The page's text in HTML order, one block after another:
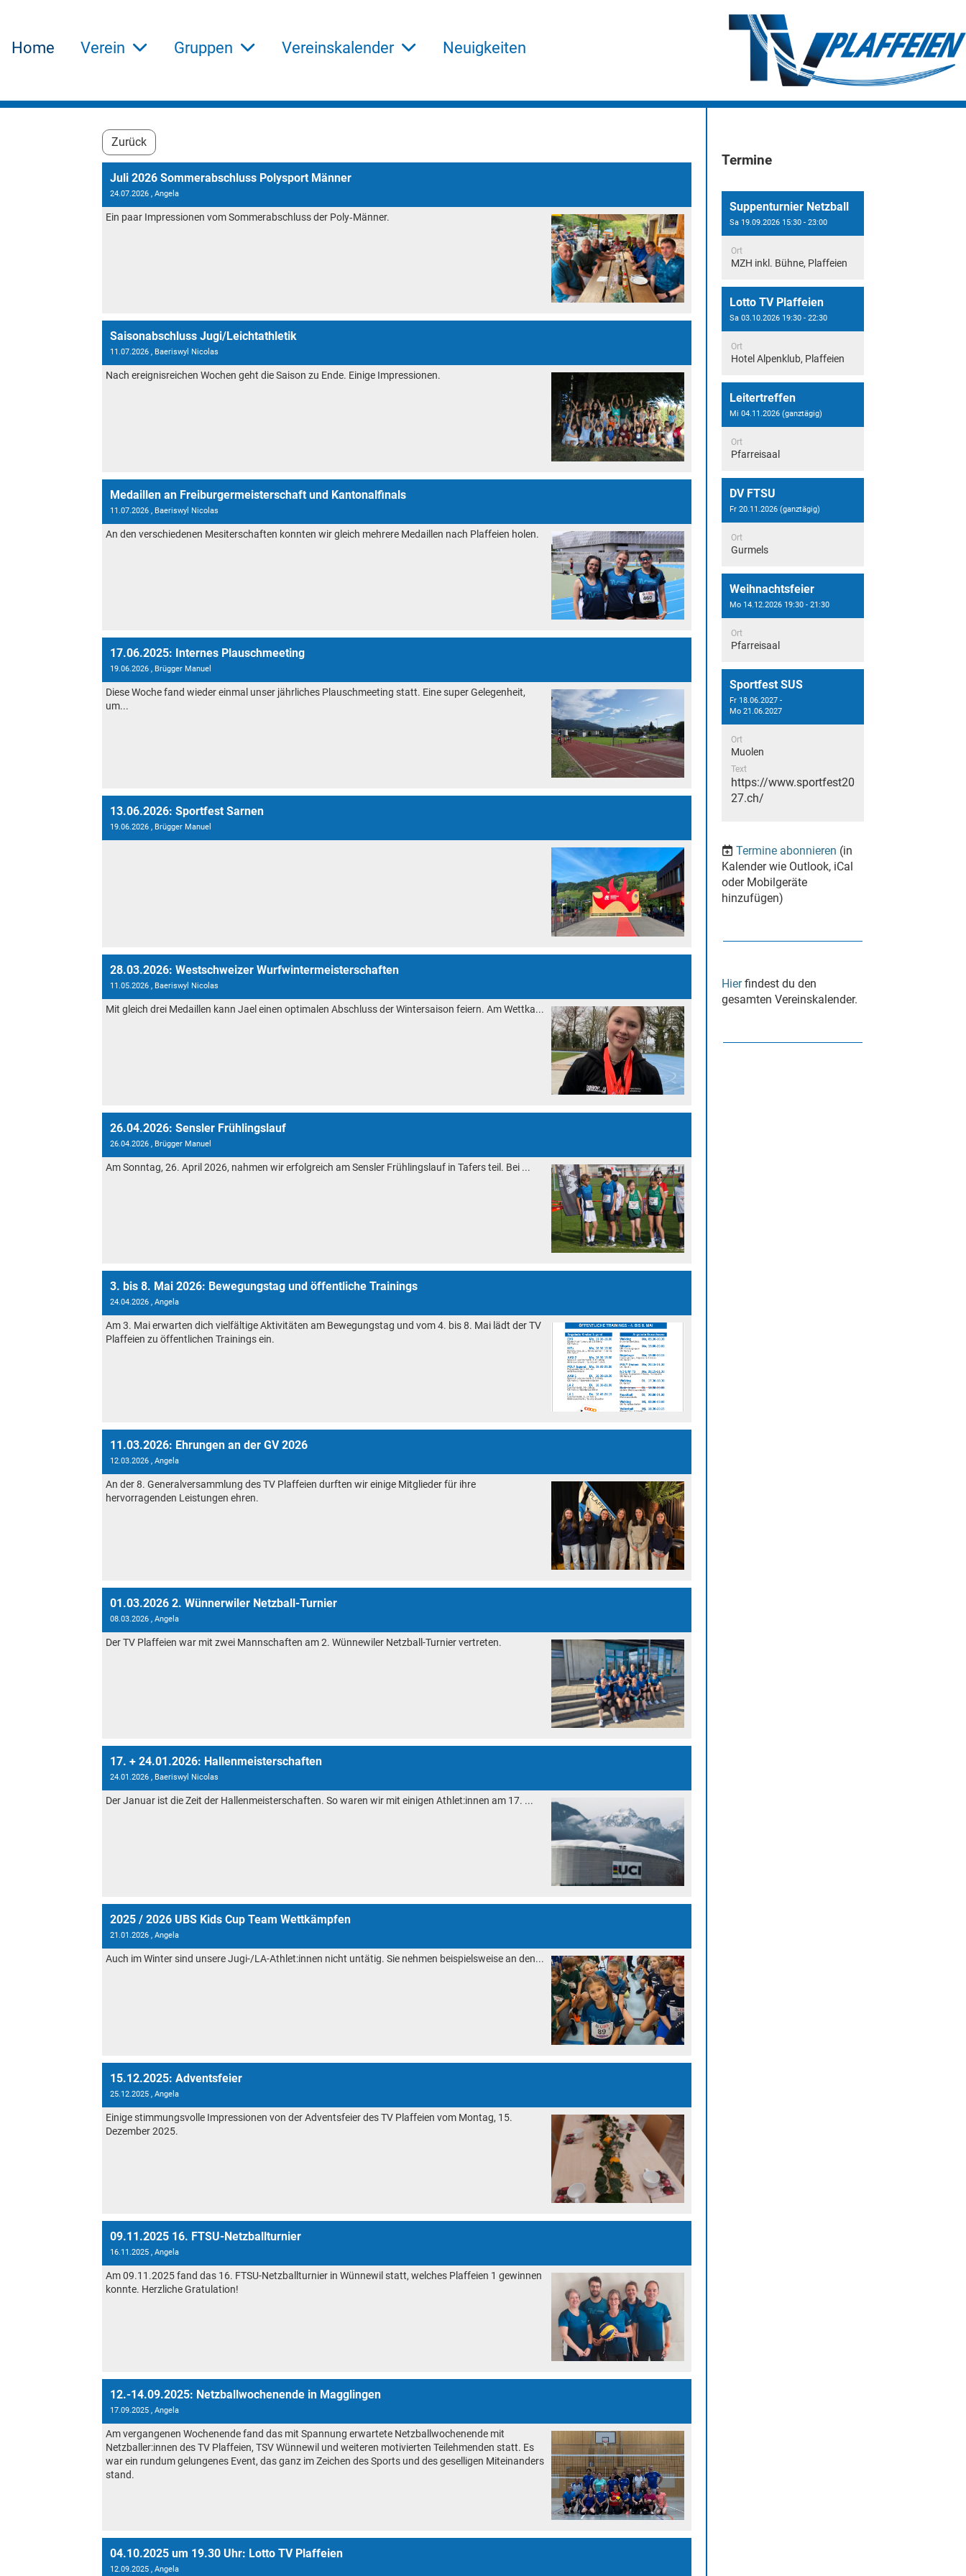
Home Verein Gruppen Vereinskalender Neuigkeiten
Zurück
Juli 2026 Sommerabschluss Polysport Männer
24.07.2026 , Angela
Ein paar Impressionen vom Sommerabschluss der Poly‑Männer.
Saisonabschluss Jugi/Leichtathletik
11.07.2026 , Baeriswyl Nicolas
Nach ereignisreichen Wochen geht die Saison zu Ende. Einige Impressionen.
Medaillen an Freiburgermeisterschaft und Kantonalfinals
11.07.2026 , Baeriswyl Nicolas
An den verschiedenen Mesiterschaften konnten wir gleich mehrere Medaillen nach Plaffeien holen.
17.06.2025: Internes Plauschmeeting
19.06.2026 , Brügger Manuel
Diese Woche fand wieder einmal unser jährliches Plauschmeeting statt. Eine super Gelegenheit,
um...
13.06.2026: Sportfest Sarnen
19.06.2026 , Brügger Manuel
28.03.2026: Westschweizer Wurfwintermeisterschaften
11.05.2026 , Baeriswyl Nicolas
Mit gleich drei Medaillen kann Jael einen optimalen Abschluss der Wintersaison feiern. Am Wettka...
26.04.2026: Sensler Frühlingslauf
26.04.2026 , Brügger Manuel
Am Sonntag, 26. April 2026, nahmen wir erfolgreich am Sensler Frühlingslauf in Tafers teil. Bei ...
3. bis 8. Mai 2026: Bewegungstag und öffentliche Trainings
24.04.2026 , Angela
Am 3. Mai erwarten dich vielfältige Aktivitäten am Bewegungstag und vom 4. bis 8. Mai lädt der TV
Plaffeien zu öffentlichen Trainings ein.
11.03.2026: Ehrungen an der GV 2026
12.03.2026 , Angela
An der 8. Generalversammlung des TV Plaffeien durften wir einige Mitglieder für ihre
hervorragenden Leistungen ehren.
01.03.2026 2. Wünnerwiler Netzball-Turnier
08.03.2026 , Angela
Der TV Plaffeien war mit zwei Mannschaften am 2. Wünnewiler Netzball-Turnier vertreten.
17. + 24.01.2026: Hallenmeisterschaften
24.01.2026 , Baeriswyl Nicolas
Der Januar ist die Zeit der Hallenmeisterschaften. So waren wir mit einigen Athlet:innen am 17. ...
2025 / 2026 UBS Kids Cup Team Wettkämpfen
21.01.2026 , Angela
Auch im Winter sind unsere Jugi-/LA-Athlet:innen nicht untätig. Sie nehmen beispielsweise an den...
15.12.2025: Adventsfeier
25.12.2025 , Angela
Einige stimmungsvolle Impressionen von der Adventsfeier des TV Plaffeien vom Montag, 15.
Dezember 2025.
09.11.2025 16. FTSU-Netzballturnier
16.11.2025 , Angela
Am 09.11.2025 fand das 16. FTSU-Netzballturnier in Wünnewil statt, welches Plaffeien 1 gewinnen
konnte. Herzliche Gratulation!
12.-14.09.2025: Netzballwochenende in Magglingen
17.09.2025 , Angela
Am vergangenen Wochenende fand das mit Spannung erwartete Netzballwochenende mit
Netzballer:innen des TV Plaffeien, TSV Wünnewil und weiteren motivierten Teilehmenden statt. Es
war ein rundum gelungenes Event, das ganz im Zeichen des Sports und des geselligen Miteinanders
stand.
04.10.2025 um 19.30 Uhr: Lotto TV Plaffeien
12.09.2025 , Angela
Termine
Suppenturnier Netzball
Sa 19.09.2026 15:30 - 23:00
Ort
MZH inkl. Bühne, Plaffeien
Lotto TV Plaffeien
Sa 03.10.2026 19:30 - 22:30
Ort
Hotel Alpenklub, Plaffeien
Leitertreffen
Mi 04.11.2026 (ganztägig)
Ort
Pfarreisaal
DV FTSU
Fr 20.11.2026 (ganztägig)
Ort
Gurmels
Weihnachtsfeier
Mo 14.12.2026 19:30 - 21:30
Ort
Pfarreisaal
Sportfest SUS
Fr 18.06.2027 -
Mo 21.06.2027
Ort
Muolen
Text
https://www.sportfest20
27.ch/
Termine abonnieren (in
Kalender wie Outlook, iCal
oder Mobilgeräte
hinzufügen)
Hierfindest du den
gesamten Vereinskalender.